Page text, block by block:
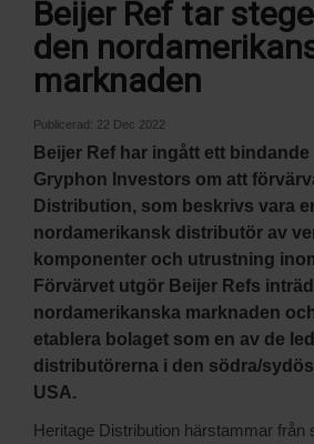
Beijer Ref tar
den
marknaden
Publicerad: 22 Dec 2022
Beijer Ref har ingått ett bindande
Gryphon Investors om att
Distribution, som beskrivs vara
nordamerikansk distributör av
komponenter och utrustning
Förvärvet utgör Beijer Refs
nordamerikanska marknaden
etablera bolaget som en av de
distributörerna i den södra/
USA.
Heritage Distribution härstammar från